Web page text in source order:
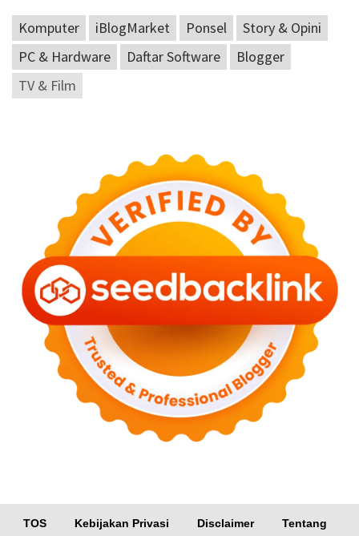
Komputer iBlogMarket Ponsel
Story & Opini
PC & Hardware
Daftar Software
Blogger
TV & Film
TOS Kebijakan Privasi Disclaimer Tentang